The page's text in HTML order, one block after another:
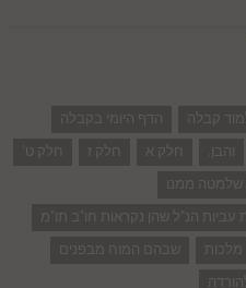
קבלה
הדף היומי בקבלה
והבן. חלק א חלק ז
חלק ט'
שלמטה ממנו
הנ"ל שהן נקראות חו"ב תו"מ
מלכות
שבהם המוח מבפנים